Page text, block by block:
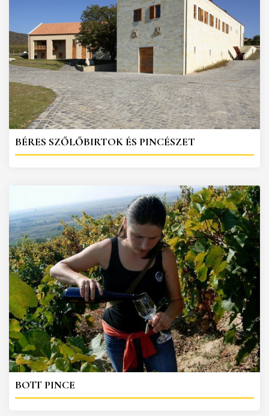
BÉRES SZŐLŐBIRTOK ÉS PINCÉSZET
BOTT PINCE